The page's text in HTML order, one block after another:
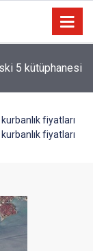
üzerine
fiyatları
fiyatları